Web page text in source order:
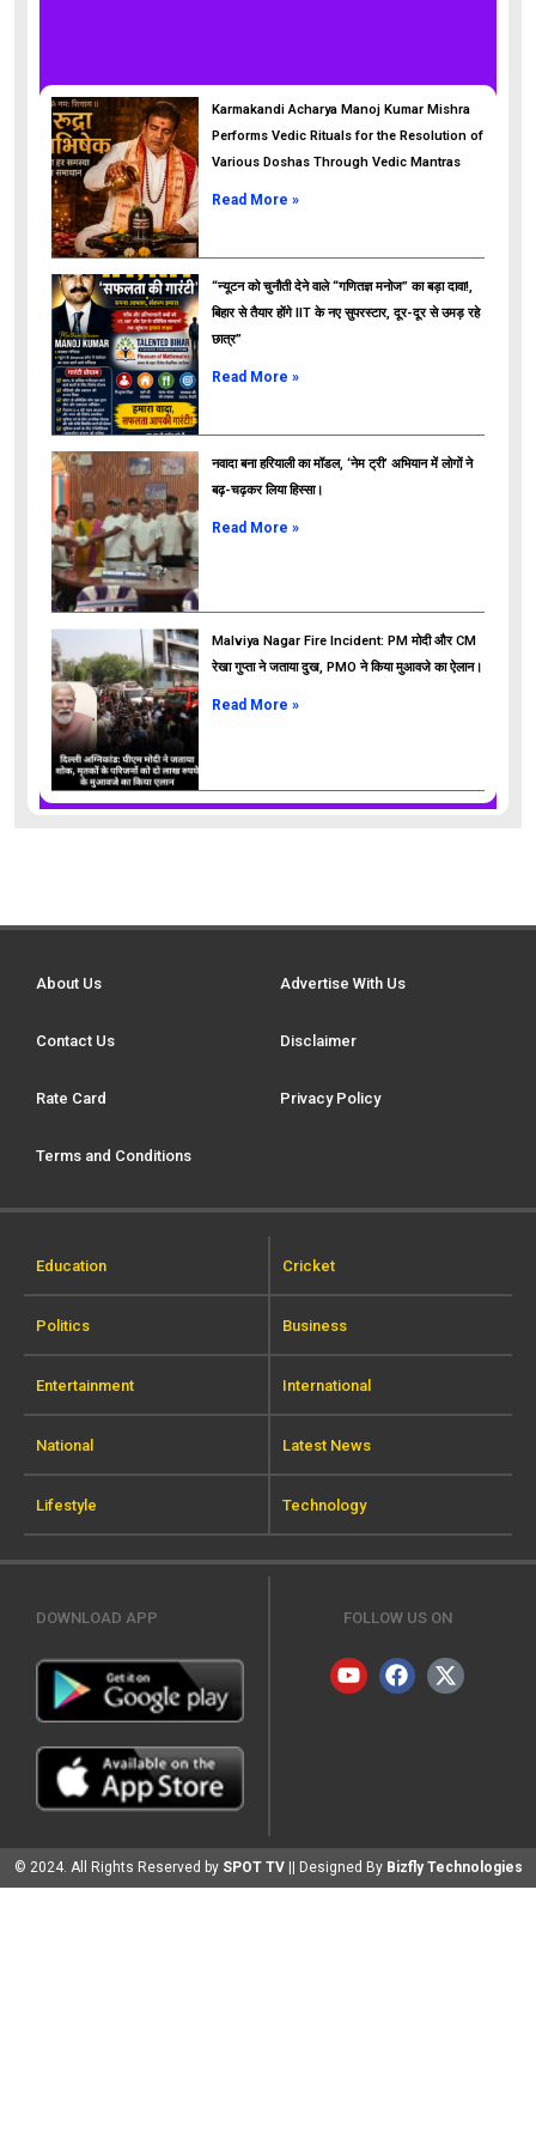
ads
Karmakandi Acharya Manoj Kumar Mishra
Performs Vedic Rituals for the Resolution of
Various Doshas Through Vedic Mantras
Read More »
“न्यूटन को चुनौती देने वाले “गणितज्ञ मनोज” का बड़ा दावा!,
बिहार से तैयार होंगे IIT के नए सुपरस्टार, दूर-दूर से उमड़ रहे
छात्र”
Read More »
नवादा बना हरियाली का मॉडल, ‘नेम ट्री’ अभियान में लोगों ने
बढ़-चढ़कर लिया हिस्सा।
Read More »
Malviya Nagar Fire Incident: PM मोदी और CM
रेखा गुप्ता ने जताया दुख, PMO ने किया मुआवजे का ऐलान।
Read More »
About Us Advertise With Us
Contact Us Disclaimer
Rate Card Privacy Policy
Terms and Conditions
Education Cricket
Politics Business
Entertainment International
National Latest News
Lifestyle Technology
DOWNLOAD APP FOLLOW US ON
© 2024. All Rights Reserved by SPOT TV || Designed By Bizfly Technologies